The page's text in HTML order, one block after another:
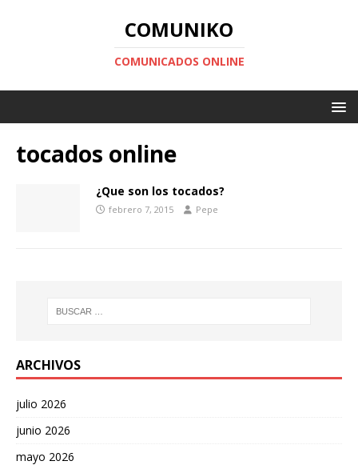
COMUNIKO
COMUNICADOS ONLINE
tocados online
¿Que son los tocados?
febrero 7, 2015 Pepe
ARCHIVOS
julio 2026
junio 2026
mayo 2026